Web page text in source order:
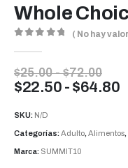
Whole
( No hay
$25.00 - $72.00
de
$22.50 - $64.80
SKU: N/D
Categorías:Adulto, Alimentos,
Marca: SUMMIT10